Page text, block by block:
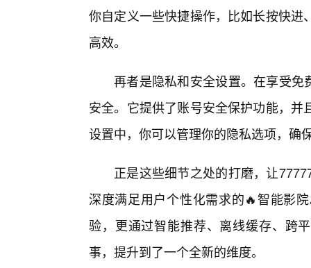
你自定义一些快捷操作，比如长按快
高效。
再者是隐私和安全设置。在享受
安全。它提供了账号安全保护功能，
设置中，你可以管理你的隐私选项，确
正是这些细节之处的打磨，让
深度满足用户个性化需求的🔥智能影
验，更通过智能推荐、离线缓存、跨
事，提升到了一个全新的维度。